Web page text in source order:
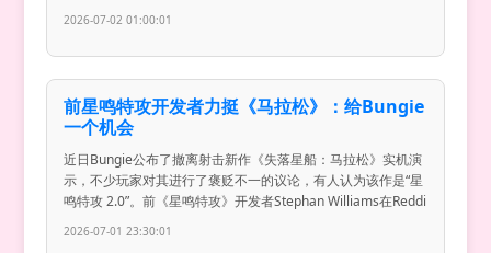
2026-07-02 01:00:01
前星鸣特攻开发者力挺《马拉松》：给Bungie
一个机会
近日Bungie公布了撤离射击新作《失落星船：马拉松》实机演
示，不少玩家对其进行了褒贬不一的议论，有人认为该作是“星
鸣特攻 2.0”。前《星鸣特攻》开发者Stephan Williams在Reddi
2026-07-01 23:30:01